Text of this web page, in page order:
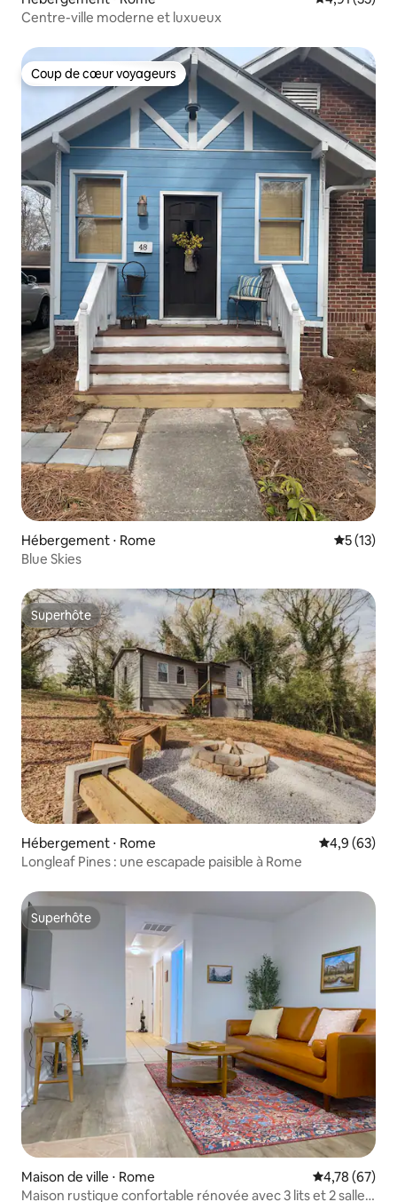
Centre-ville moderne et luxueux
Coup de cœur voyageurs
Coup de cœur voyageurs
Hébergement ⋅ Rome
5 (13)
Blue Skies
Superhôte
Superhôte
Hébergement ⋅ Rome Évaluation
4,9 (63)
Longleaf Pines : une escapade paisible à Rome
Superhôte
Superhôte
Maison de ville ⋅ Rome Évaluation
4,78 (67)
Maison rustique confortable rénovée avec 3 lits et 2 salles